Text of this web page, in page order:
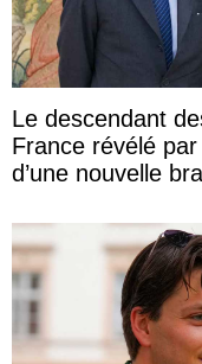
Le descendant
France révélé
d’une nouvelle